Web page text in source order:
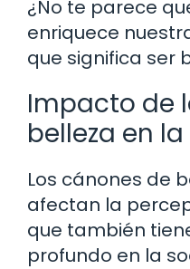
¿No te parece
enriquece
que significa ser
Impacto de
belleza en
Los cánones de
afectan la
que también
profundo en la